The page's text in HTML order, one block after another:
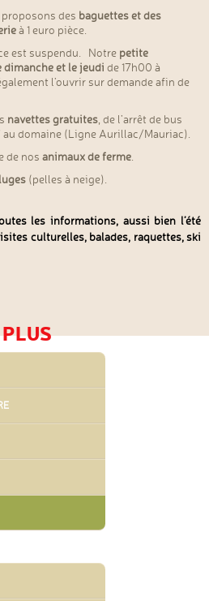
des baguettes et des
à 1 euro pièce.
est suspendu. Notre petite
et le jeudi de 17h00 à
l’ouvrir sur demande afin de
navettes gratuites , de l’arrêt de bus
au domaine (Ligne Aurillac/Mauriac).
de nos animaux de ferme
(pelles à neige).
les informations, aussi bien l’été
culturelles, balades, raquettes, ski